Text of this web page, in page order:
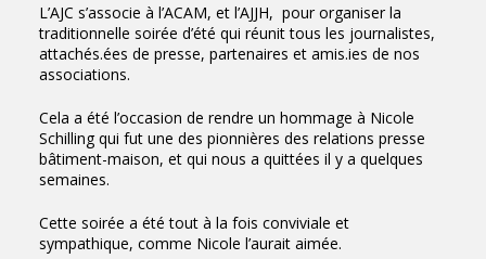
L’AJC s’associe à l’ACAM, et l’AJJH, pour organiser la
traditionnelle soirée d’été qui réunit tous les journalistes,
attachés.ées de presse, partenaires et amis.ies de nos
associations.
Cela a été l’occasion de rendre un hommage à Nicole
Schilling qui fut une des pionnières des relations presse
bâtiment-maison, et qui nous a quittées il y a quelques
semaines.
Cette soirée a été tout à la fois conviviale et
sympathique, comme Nicole l’aurait aimée.